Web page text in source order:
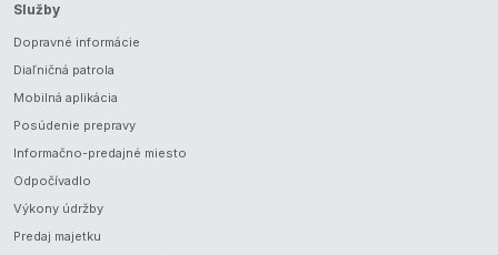
Služby
Dopravné informácie
Diaľničná patrola
Mobilná aplikácia
Posúdenie prepravy
Informačno-predajné miesto
Odpočívadlo
Výkony údržby
Predaj majetku